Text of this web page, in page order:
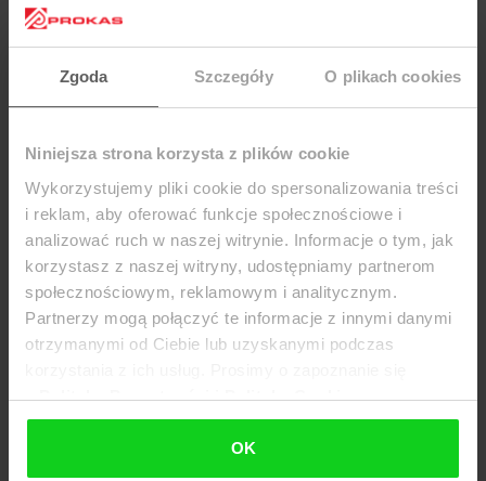
Zgoda Szczegóły O plikach cookies
Niniejsza strona korzysta z plików cookie
Wykorzystujemy pliki cookie do spersonalizowania treści
i reklam, aby oferować funkcje społecznościowe i
analizować ruch w naszej witrynie. Informacje o tym, jak
korzystasz z naszej witryny, udostępniamy partnerom
społecznościowym, reklamowym i analitycznym.
Partnerzy mogą połączyć te informacje z innymi danymi
otrzymanymi od Ciebie lub uzyskanymi podczas
zPolityką Prywatności i Polityką Cookies
OK
Tablet Dotykačka NOVA
brutto: 2 151,27 zł (netto: 1 749,00 zł
Do koszyka